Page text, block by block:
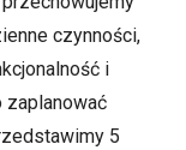
czynności,
i
zaplanować
5